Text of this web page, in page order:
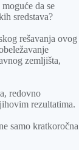
da se
sredstava?
rešavanja ovog
zemljišta,
redovno
rezultatima.
samo kratkoročna